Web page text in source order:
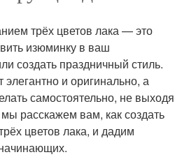
трёх цветов лака — это
изюминку в ваш
создать праздничный стиль.
и оригинально, а
самостоятельно, не выходя
расскажем вам, как создать
цветов лака, и дадим